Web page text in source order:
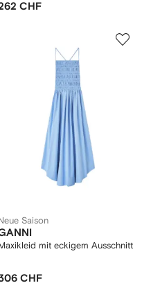
CHF
Saison
mit eckigem Ausschnitt
CHF